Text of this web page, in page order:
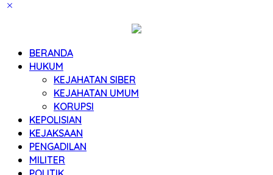
BERANDA
HUKUM
KEJAHATAN SIBER
KEJAHATAN UMUM
KORUPSI
KEPOLISIAN
KEJAKSAAN
PENGADILAN
MILITER